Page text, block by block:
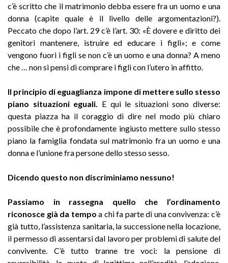
c’è scritto che il matrimonio debba essere fra un uomo e una
donna (capite quale è il livello delle argomentazioni?).
Peccato che dopo l’art. 29 c’è l’art. 30: «È dovere e diritto dei
genitori mantenere, istruire ed educare i figli»; e come
vengono fuori i figli se non c’è un uomo e una donna? A meno
che … non si pensi di comprare i figli con l’utero in affitto.
Il principio di eguaglianza impone di mettere sullo stesso
piano situazioni eguali.
E qui le situazioni sono diverse:
questa piazza ha il coraggio di dire nel modo più chiaro
possibile che è profondamente ingiusto mettere sullo stesso
piano la famiglia fondata sul matrimonio fra un uomo e una
donna e l’unione fra persone dello stesso sesso.
Dicendo questo non discriminiamo nessuno!
Passiamo in rassegna quello che l’ordinamento
riconosce già da tempo a chi fa parte di una convivenza: c’è
già tutto, l’assistenza sanitaria, la successione nella locazione,
il permesso di assentarsi dal lavoro per problemi di salute del
convivente. C’è tutto tranne tre voci: la pensione di